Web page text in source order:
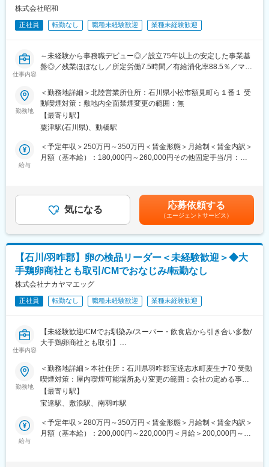
・商品の使用事例の紹介などのアドバイス
＜働き方＞
・取引先：農業業界（JA/農業機械販売店）をメインに担当。その
・担当エリア：北陸3県（富山/石川/福井）宿泊出張や直行直帰も
可能です。
■組織構成：3名（内営業は40代2名）分からないことは、全員で
協力して対応します◎
入社後１ヵ月間は、実務寄りの営業講習をオンラインで受講しま
す。また、先輩社員に同行し、営業スキルの取得を目指します。
※営業スキルを磨くための勉強会実施等、会社全体で支援します。
■当社について：
当社は、潤滑油を開発・製造しているオイルメーカーとして創業
80年以上の歴史を有しています。
車や食品、電気…暮らしを支えるものには、 機械の力が不可欠で
す。
その機械を円滑に作動させるため、活躍する「潤滑油」は今後必
要不可欠な製品なので需要は安定しております。
株式会社昭和
正社員 転勤なし 職種未経験歓迎 業種未経験歓迎
仕事内容
～未経験から事務職デビュー◎／設立75年以上の安定した事業基
盤◎／残業ほぼなし／所定労働7.5時間／有給消化率88.5％／マイ
■業務内容：
当社の営業事務職として、データ入力や電話応対など、営業スタ
ッフをバックオフィスから支える事務業務全般をご担当いただき
ます。
■具体的には：
◇顧客からの注文内容のデータ入力
◇営業担当、配送担当との連携
◇顧客やメーカーからのメール・電話対応
※営業担当や配送担当と連携しながら、スムーズな納品を支える仕
・8:30 朝礼
└メールチェック
└営業担当者、配送担当者と連絡事項確認
・12:00 お昼
・12:45
└納品書、請求書などを発行
└顧客、メーカーへのメール返信
・17:00 退社
■入社後について：
まずはデータ入力や書類作成など、シンプルな業務からスタート
知識を学び、少しずつできる業務を増やしていただきます。商品
知識は多岐にわたりますので入社後に少しずつ覚えていただけれ
勤務地
＜勤務地詳細＞北陸営業所住所：石川県小松市額見町ら１番１ 受
動喫煙対策：敷地内全面禁煙変更の範囲：無
【最寄り駅】
粟津駅(石川県)、動橋駅
給与
＜予定年収＞250万円～350万円＜賃金形態＞月給制＜賃金内訳＞
月額（基本給）：180,000円～260,000円その他固定手当/月：
給(月額)は固定手当を含めた表記です。
気になる 応募依頼する
（エージェントサービス）
【石川/羽咋郡】卵の検品リーダー＜未経験歓迎＞◆大
手鶏卵商社とも取引/CMでおなじみ/転勤なし
株式会社ナカヤマエッグ
正社員 転勤なし 職種未経験歓迎 業種未経験歓迎
仕事内容
【未経験歓迎/CMでお馴染み/スーパー・飲食店から引き合い多数/
大手鶏卵商社とも取引】
■業務内容：
当社の養鶏場で生産している卵のパック詰め、検品のラインリー
ダーをお任せします。入社後すぐはラインの流れや業務内容を理
解するため製造工程に入り、慣れればスタッフを取りまとめるラ
インリーダーとして業務を行っていただきます。
・卵の目視チェック（ひび割れや汚れなどのチェックを行いま
す）
・機械トラブルの操作
勤務地
＜勤務地詳細＞本社住所：石川県羽咋郡宝達志水町麦生ナ70 受動
喫煙対策：屋内喫煙可能場所あり変更の範囲：会社の定める事業
所【最寄り駅】
宝達駅、敷浪駅、南羽咋駅
給与
＜予定年収＞280万円～350万円＜賃金形態＞月給制＜賃金内訳＞
月額（基本給）：200,000円～220,000円＜月給＞200,000円～